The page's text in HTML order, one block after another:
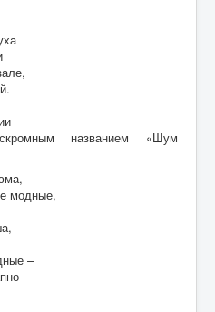
названием «Шум
модные,
–
–